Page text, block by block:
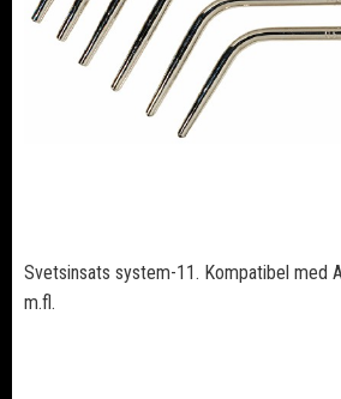
Svetsinsats system-11. Kompatibel med
m.fl.